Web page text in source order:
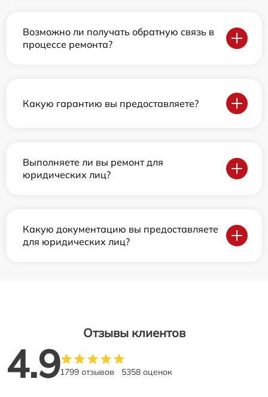
Возможно ли получать обратную связь в
процессе ремонта?
Какую гарантию вы предоставляете?
Выполняете ли вы ремонт для
юридических лиц?
Какую документацию вы предоставляете
для юридических лиц?
Отзывы клиентов
4.91799 отзывов 5358 оценок